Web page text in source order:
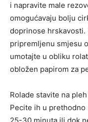
i napravite male
omogućavaju bolju
doprinose hrskavosti.
pripremljenu smjesu
umotajte u obliku
obložen papirom za
Rolade stavite na
Pecite ih u